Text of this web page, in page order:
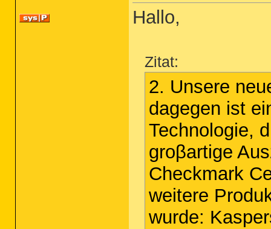
Hallo,
Zitat:
2. Unsere
dagegen ist
Technologie,
groβartige
Checkmark
weitere
wurde: